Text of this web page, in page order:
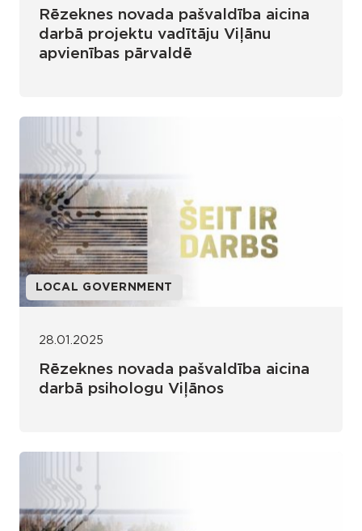
Rēzeknes novada pašvaldība aicina
darbā projektu vadītāju Viļānu
apvienības pārvaldē
LOCAL GOVERNMENT
28.01.2025
Rēzeknes novada pašvaldība aicina
darbā psihologu Viļānos